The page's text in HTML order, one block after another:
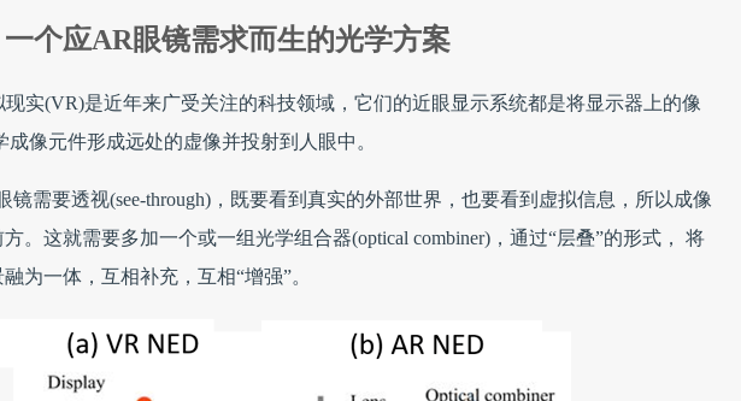
个应AR眼镜需求而生的光学方案
实(VR)是近年来广受关注的科技领域，它们的近眼显示系统都是将显示器上的像
像元件形成远处的虚像并投射到人眼中。
镜需要透视(see-through)，既要看到真实的外部世界，也要看到虚拟信息，所以成像
。这就需要多加一个或一组光学组合器(optical combiner)，通过“层叠”的形式， 将
为一体，互相补充，互相“增强”。